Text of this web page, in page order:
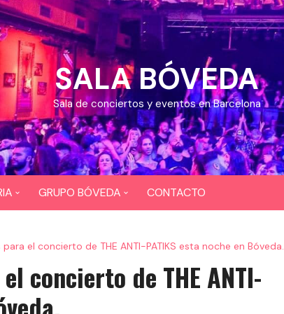
SALA BÓVEDA
Sala de conciertos y eventos en Barcelona
GRUPO BÓVEDA
BAR COYOTE
CONTACTO
el concierto de THE ANTI-PATIKS esta noche en Bóveda.
concierto de THE ANTI-